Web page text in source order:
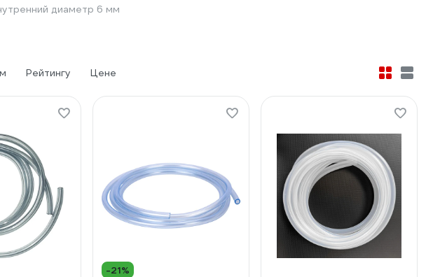
диаметр 6 мм
Рейтингу Цене
-21%